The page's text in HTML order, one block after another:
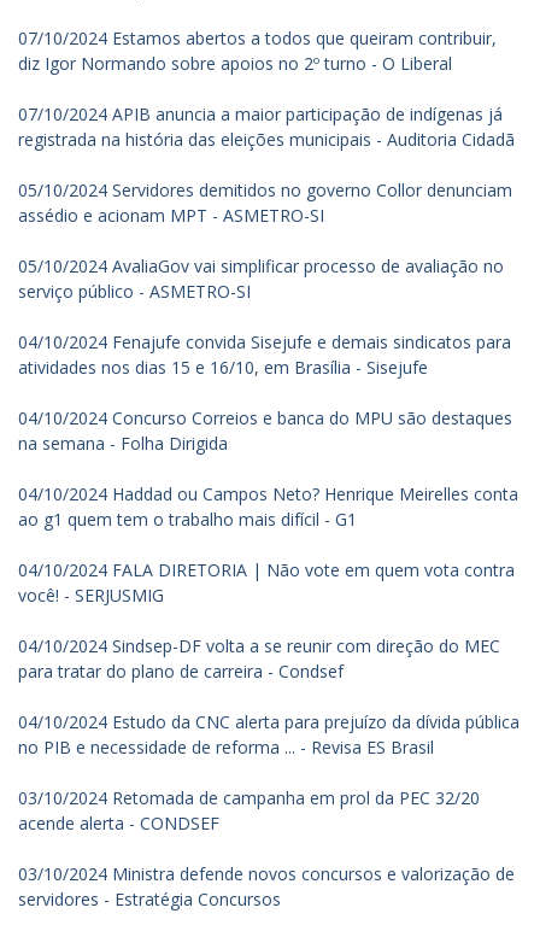
07/10/2024 Estamos abertos a todos que queiram contribuir,
diz Igor Normando sobre apoios no 2º turno - O Liberal
07/10/2024 APIB anuncia a maior participação de indígenas já
registrada na história das eleições municipais - Auditoria Cidadã
05/10/2024 Servidores demitidos no governo Collor denunciam
assédio e acionam MPT - ASMETRO-SI
05/10/2024 AvaliaGov vai simplificar processo de avaliação no
serviço público - ASMETRO-SI
04/10/2024 Fenajufe convida Sisejufe e demais sindicatos para
atividades nos dias 15 e 16/10, em Brasília - Sisejufe
04/10/2024 Concurso Correios e banca do MPU são destaques
na semana - Folha Dirigida
04/10/2024 Haddad ou Campos Neto? Henrique Meirelles conta
ao g1 quem tem o trabalho mais difícil - G1
04/10/2024 FALA DIRETORIA | Não vote em quem vota contra
você! - SERJUSMIG
04/10/2024 Sindsep-DF volta a se reunir com direção do MEC
para tratar do plano de carreira - Condsef
04/10/2024 Estudo da CNC alerta para prejuízo da dívida pública
no PIB e necessidade de reforma ... - Revisa ES Brasil
03/10/2024 Retomada de campanha em prol da PEC 32/20
acende alerta - CONDSEF
03/10/2024 Ministra defende novos concursos e valorização de
servidores - Estratégia Concursos